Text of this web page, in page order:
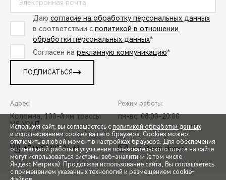
СПЕЦПРЕДЛОЖЕНИЯ
Даю согласие на обработку персональных данных
в соответствии с политикой в отношении
обработки персональных данных*
Согласен на рекламную коммуникацию*
ПОДПИСАТЬСЯ
Адрес:
Коломна, 100-й км трассы
М5 УРАЛ
Режим работы:
пн-вс: 08:00-20:00
+7 (499) 302-24-63 aop@kors-chery.ru
Используя сайт, вы соглашаетесь с политикой обработки данных
и использованием cookies вашего браузера. Cookies можно
отключить в любой момент в настройках браузера. Для обеспечения
оптимальной работы и улучшения пользовательского опыта на сайте
могут использоваться системы веб-аналитики (в том числе
Яндекс.Метрика). Продолжая использование сайта, Вы соглашаетесь
с применением указанных технологий и размещением cookie-